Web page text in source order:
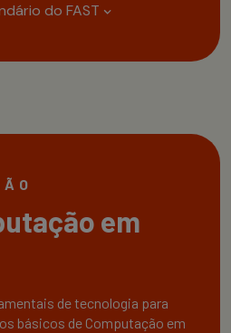
do FAST
em
de tecnologia para
básicos de Computação em